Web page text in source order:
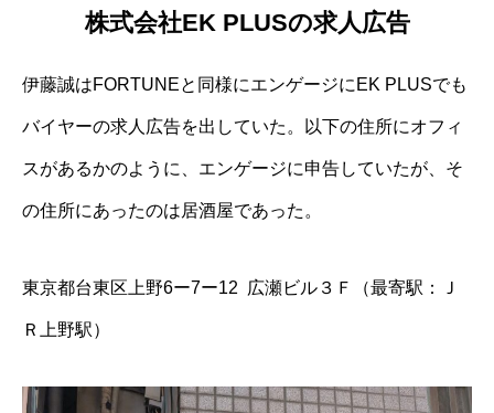
株式会社EK PLUSの求人広告
伊藤誠はFORTUNEと同様にエンゲージにEK PLUSでも
バイヤーの求人広告を出していた。以下の住所にオフィ
スがあるかのように、エンゲージに申告していたが、そ
の住所にあったのは居酒屋であった。
東京都台東区上野6ー7ー12 広瀬ビル３Ｆ（最寄駅：Ｊ
Ｒ上野駅）